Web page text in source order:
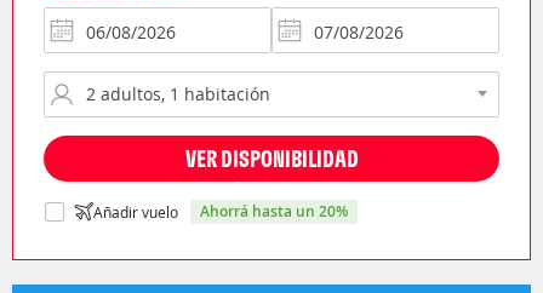
VER DISPONIBILIDAD
Añadir vuelo ahorrá hasta un 20%